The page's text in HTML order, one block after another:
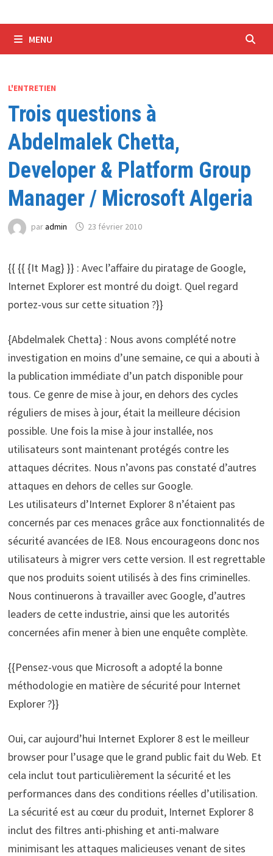
MENU
L'ENTRETIEN
Trois questions à
Abdelmalek Chetta,
Developer & Platform Group
Manager / Microsoft Algeria
paradmin 23 février 2010
{{ {{ {It Mag} }} : Avec l’affaire du piratage de Google,
Internet Explorer est montré du doigt. Quel regard
portez-vous sur cette situation ?}}
{Abdelmalek Chetta} : Nous avons complété notre
investigation en moins d’une semaine, ce qui a abouti à
la publication immédiate d’un patch disponible pour
tous. Ce genre de mise à jour, en dehors des cycles
réguliers de mises à jour, était la meilleure décision
possible. Une fois la mise à jour installée, nos
utilisateurs sont maintenant protégés contre les
attaques décrites. Nous n’avons pas constaté d’autres
attaques en dehors de celles sur Google.
Les utilisateurs d’Internet Explorer 8 n’étaient pas
concernés par ces menaces grâce aux fonctionnalités de
sécurité avancées de IE8. Nous encourageons donc nos
utilisateurs à migrer vers cette version. Il est regrettable
que nos produits soient utilisés à des fins criminelles.
Nous continuerons à travailler avec Google, d’autres
leaders de cette industrie, ainsi que les autorités
concernées afin mener à bien une enquête complète.
{{Pensez-vous que Microsoft a adopté la bonne
méthodologie en matière de sécurité pour Internet
Explorer ?}}
Oui, car aujourd’hui Internet Explorer 8 est le meilleur
browser pour l’usage que le grand public fait du Web. Et
cela inclut tout particulièrement la sécurité et les
performances dans des conditions réelles d’utilisation.
La sécurité est au cœur du produit, Internet Explorer 8
inclut des filtres anti-phishing et anti-malware
minimisant les attaques malicieuses venant de sites